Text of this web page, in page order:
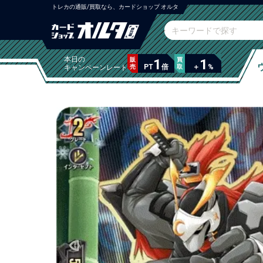
トレカの通販/買取なら、カードショップ オルタ
本日の
キャンペーンレート
販
売
PT1 倍
買
取
＋ 1 %